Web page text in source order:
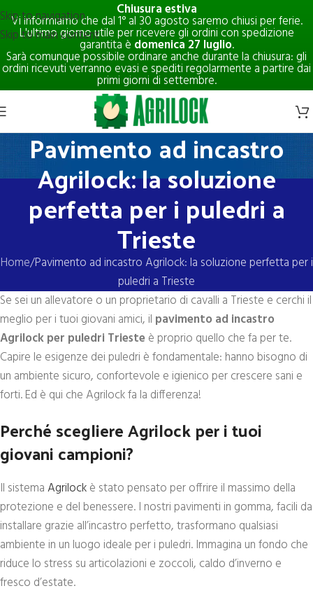
Chiusura estiva
Vi informiamo che dal 1° al 30 agosto saremo chiusi per ferie.
L'ultimo giorno utile per ricevere gli ordini con spedizione
garantita è domenica 27 luglio.
Sarà comunque possibile ordinare anche durante la chiusura: gli
ordini ricevuti verranno evasi e spediti regolarmente a partire dai
primi giorni di settembre.
Skip to navigation
Skip to main content
Pavimento ad incastro
Agrilock: la soluzione
perfetta per i puledri a
Trieste
Home Pavimento ad incastro Agrilock: la soluzione perfetta per i
puledri a Trieste
Se sei un allevatore o un proprietario di cavalli a Trieste e cerchi il
meglio per i tuoi giovani amici, il pavimento ad incastro
Agrilock per puledri Trieste è proprio quello che fa per te.
Capire le esigenze dei puledri è fondamentale: hanno bisogno di
un ambiente sicuro, confortevole e igienico per crescere sani e
forti. Ed è qui che Agrilock fa la differenza!
Perché scegliere Agrilock per i tuoi
giovani campioni?
Il sistemaAgrilockè stato pensato per offrire il massimo della
protezione e del benessere. I nostri pavimenti in gomma, facili da
installare grazie all’incastro perfetto, trasformano qualsiasi
ambiente in un luogo ideale per i puledri. Immagina un fondo che
riduce lo stress su articolazioni e zoccoli, caldo d’inverno e
fresco d’estate.